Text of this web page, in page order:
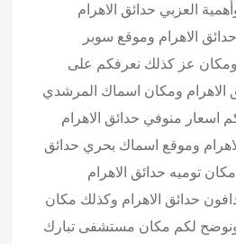
العزبي حدائق الاهرام
الاهرام وموقع سوبر
ومكان عز كذلك نعرفكم على
الاهرام ومكان اسماك المرشدي
اسعار منوفي حدائق الاهرام
وموقع اسماك بحري حدائق
توميه حدائق الاهرام
حدائق الاهرام وكذلك مكان
ونوضح لكم مكان مستشفى تبارك